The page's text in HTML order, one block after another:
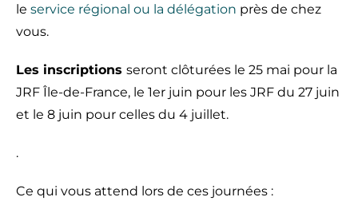
le service régional ou la délégation près de chez
vous.
Les inscriptions seront clôturées le 25 mai pour la
JRF Île-de-France, le 1er juin pour les JRF du 27 juin
et le 8 juin pour celles du 4 juillet.
.
Ce qui vous attend lors de ces journées :